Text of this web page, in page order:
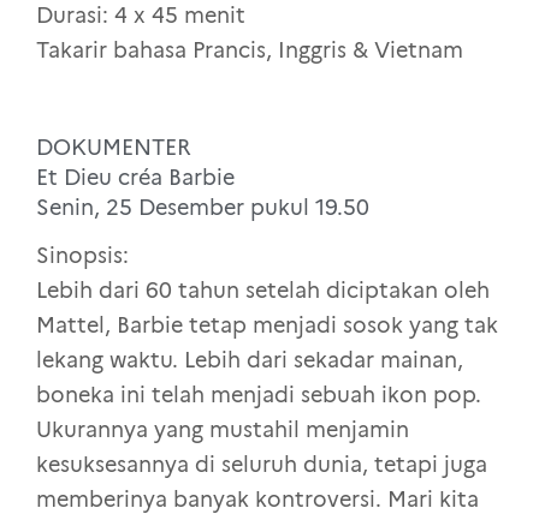
Durasi: 4 x 45 menit
Takarir bahasa Prancis, Inggris & Vietnam
DOKUMENTER
Et Dieu créa Barbie
Senin, 25 Desember pukul 19.50
Sinopsis:
Lebih dari 60 tahun setelah diciptakan oleh
Mattel, Barbie tetap menjadi sosok yang tak
lekang waktu. Lebih dari sekadar mainan,
boneka ini telah menjadi sebuah ikon pop.
Ukurannya yang mustahil menjamin
kesuksesannya di seluruh dunia, tetapi juga
memberinya banyak kontroversi. Mari kita